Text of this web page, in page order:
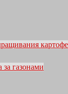
за газонами